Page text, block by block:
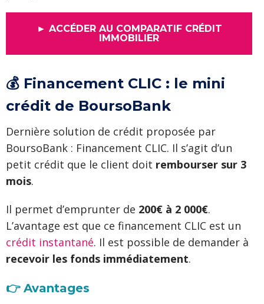
► ACCÉDER AU COMPARATIF CRÉDIT
IMMOBILIER
💰 Financement CLIC : le mini
crédit de BoursoBank
Dernière solution de crédit proposée par
BoursoBank : Financement CLIC. Il s’agit d’un
petit crédit que le client doit rembourser sur 3
mois.
Il permet d’emprunter de 200€ à 2 000€.
L’avantage est que ce financement CLIC est un
crédit instantané. Il est possible de demander à
recevoir les fonds immédiatement.
👉 Avantages